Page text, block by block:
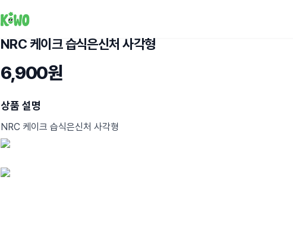
NRC 케이크 습식은신처 사각형
6,900원
상품 설명
NRC 케이크 습식은신처 사각형